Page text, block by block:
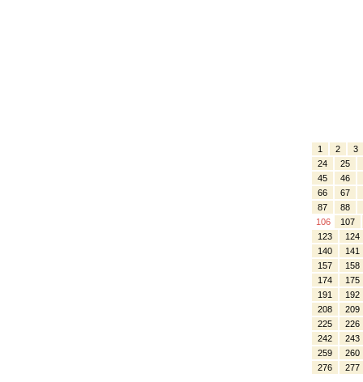
1 2
3
24
25
45
46
66
67
87
88
106
107
123
124
140
141
157
158
174
175
191
192
208
209
225
226
242
243
259
260
276
277